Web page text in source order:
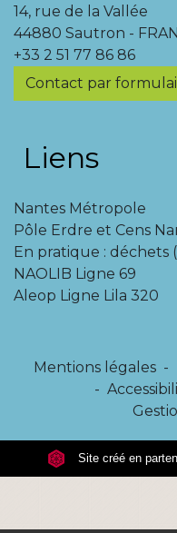
14, rue de la Vallée
44880 Sautron -
+33 2 51 77 86 86
Contact par
Liens
Nantes Métropole
Pôle Erdre et Cens
En pratique :
NAOLIB Ligne 69
Aleop Ligne Lila 320
Mentions légales -
-
Site créé en